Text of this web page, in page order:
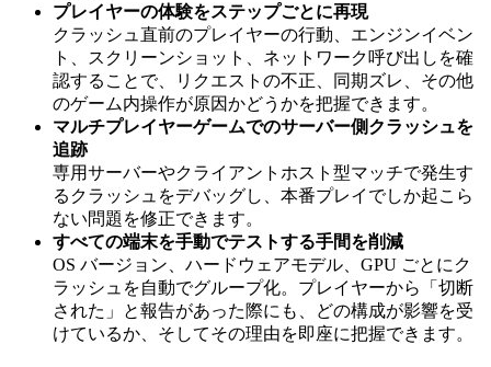
プレイヤーの体験をステップごとに再現
クラッシュ直前のプレイヤーの行動、エンジンイベン
ト、スクリーンショット、ネットワーク呼び出しを確
認することで、リクエストの不正、同期ズレ、その他
のゲーム内操作が原因かどうかを把握できます。
マルチプレイヤーゲームでのサーバー側クラッシュを
追跡
専用サーバーやクライアントホスト型マッチで発生す
るクラッシュをデバッグし、本番プレイでしか起こら
ない問題を修正できます。
すべての端末を手動でテストする手間を削減
OS バージョン、ハードウェアモデル、GPU ごとにク
ラッシュを自動でグループ化。プレイヤーから「切断
された」と報告があった際にも、どの構成が影響を受
けているか、そしてその理由を即座に把握できます。